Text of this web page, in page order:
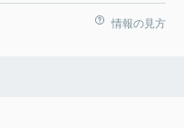
情報の見方